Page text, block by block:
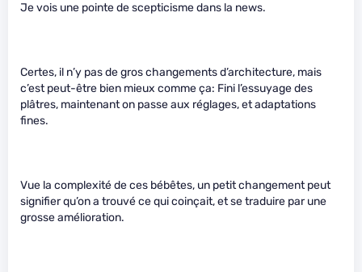
Je vois une pointe de scepticisme dans la news.
Certes, il n’y pas de gros changements d’architecture, mais
c’est peut-être bien mieux comme ça: Fini l’essuyage des
plâtres, maintenant on passe aux réglages, et adaptations
fines.
Vue la complexité de ces bébêtes, un petit changement peut
signifier qu’on a trouvé ce qui coinçait, et se traduire par une
grosse amélioration.